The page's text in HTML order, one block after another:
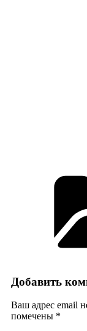
Добавить
Ваш адрес email
помечены *